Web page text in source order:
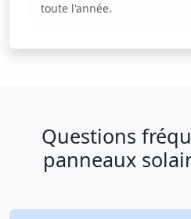
toute l'année.
Questions
panneaux